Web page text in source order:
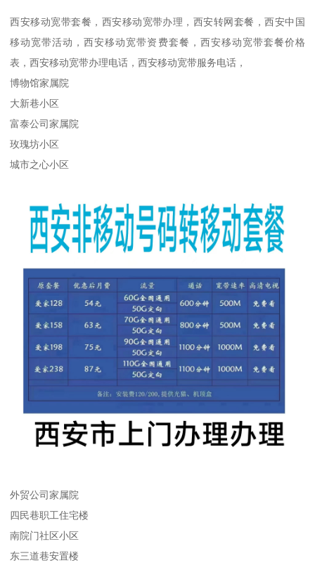
西安移动宽带套餐，西安移动宽带办理，西安转网套餐，西安中国
移动宽带活动，西安移动宽带资费套餐，西安移动宽带套餐价格
表，西安移动宽带办理电话，西安移动宽带服务电话，
博物馆家属院
大新巷小区
富泰公司家属院
玫瑰坊小区
城市之心小区
外贸公司家属院
四民巷职工住宅楼
南院门社区小区
东三道巷安置楼